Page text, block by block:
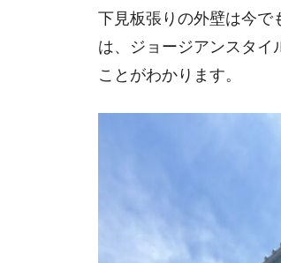
下見板張りの外壁は今で
は、ジョージアンスタイ
ことがわかります。